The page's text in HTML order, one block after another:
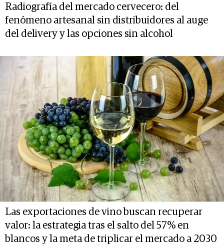
Radiografía del mercado cervecero: del
fenómeno artesanal sin distribuidores al auge
del delivery y las opciones sin alcohol
Las exportaciones de vino buscan recuperar
valor: la estrategia tras el salto del 57% en
blancos y la meta de triplicar el mercado a 2030